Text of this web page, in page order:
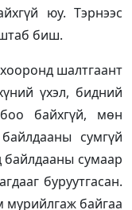
юу. Тэрнээс
биш.
шалтгаант
үхэл, бидний
байхгүй, мөн
сумгүй
байлдааны сумаар
буруутгасан.
мурийлгаж байгаа